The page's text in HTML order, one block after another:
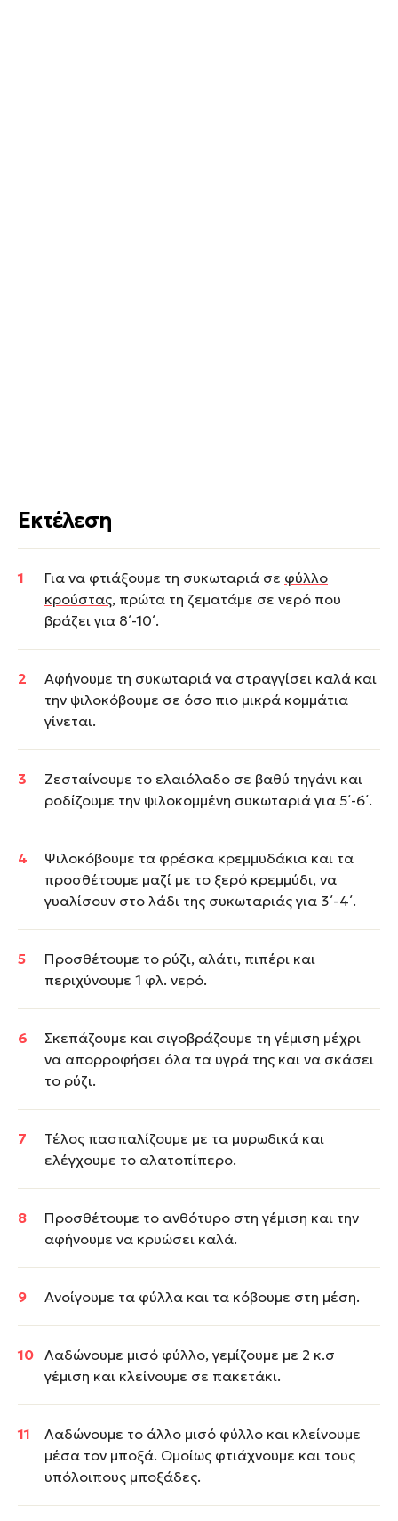
Εκτέλεση
Για να φτιάξουμε τη συκωταριά σε φύλλο
κρούστας, πρώτα τη ζεματάμε σε νερό που
βράζει για 8΄-10΄.
Αφήνουμε τη συκωταριά να στραγγίσει καλά και
την ψιλοκόβουμε σε όσο πιο μικρά κομμάτια
γίνεται.
Ζεσταίνουμε το ελαιόλαδο σε βαθύ τηγάνι και
ροδίζουμε την ψιλοκομμένη συκωταριά για 5΄-6΄.
Ψιλοκόβουμε τα φρέσκα κρεμμυδάκια και τα
προσθέτουμε μαζί με το ξερό κρεμμύδι, να
γυαλίσουν στο λάδι της συκωταριάς για 3΄-4΄.
Προσθέτουμε το ρύζι, αλάτι, πιπέρι και
περιχύνουμε 1 φλ. νερό.
Σκεπάζουμε και σιγοβράζουμε τη γέμιση μέχρι
να απορροφήσει όλα τα υγρά της και να σκάσει
το ρύζι.
Τέλος πασπαλίζουμε με τα μυρωδικά και
ελέγχουμε το αλατοπίπερο.
Προσθέτουμε το ανθότυρο στη γέμιση και την
αφήνουμε να κρυώσει καλά.
Ανοίγουμε τα φύλλα και τα κόβουμε στη μέση.
Λαδώνουμε μισό φύλλο, γεμίζουμε με 2 κ.σ
γέμιση και κλείνουμε σε πακετάκι.
Λαδώνουμε το άλλο μισό φύλλο και κλείνουμε
μέσα τον μποξά. Ομοίως φτιάχνουμε και τους
υπόλοιπους μποξάδες.